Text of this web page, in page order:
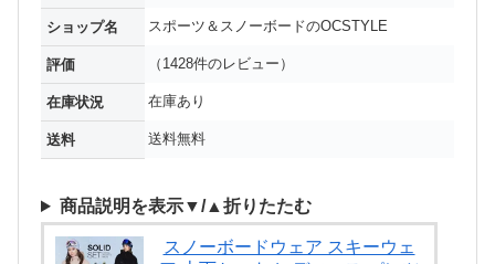
ショップ名 スポーツ＆スノーボードのOCSTYLE
評価 （1428件のレビュー）
在庫状況 在庫あり
送料 送料無料
商品説明を表示▼/▲折りたたむ
スノーボードウェア スキーウェ